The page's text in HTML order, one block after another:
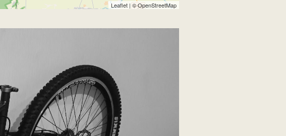
Leaflet | ©OpenStreetMap